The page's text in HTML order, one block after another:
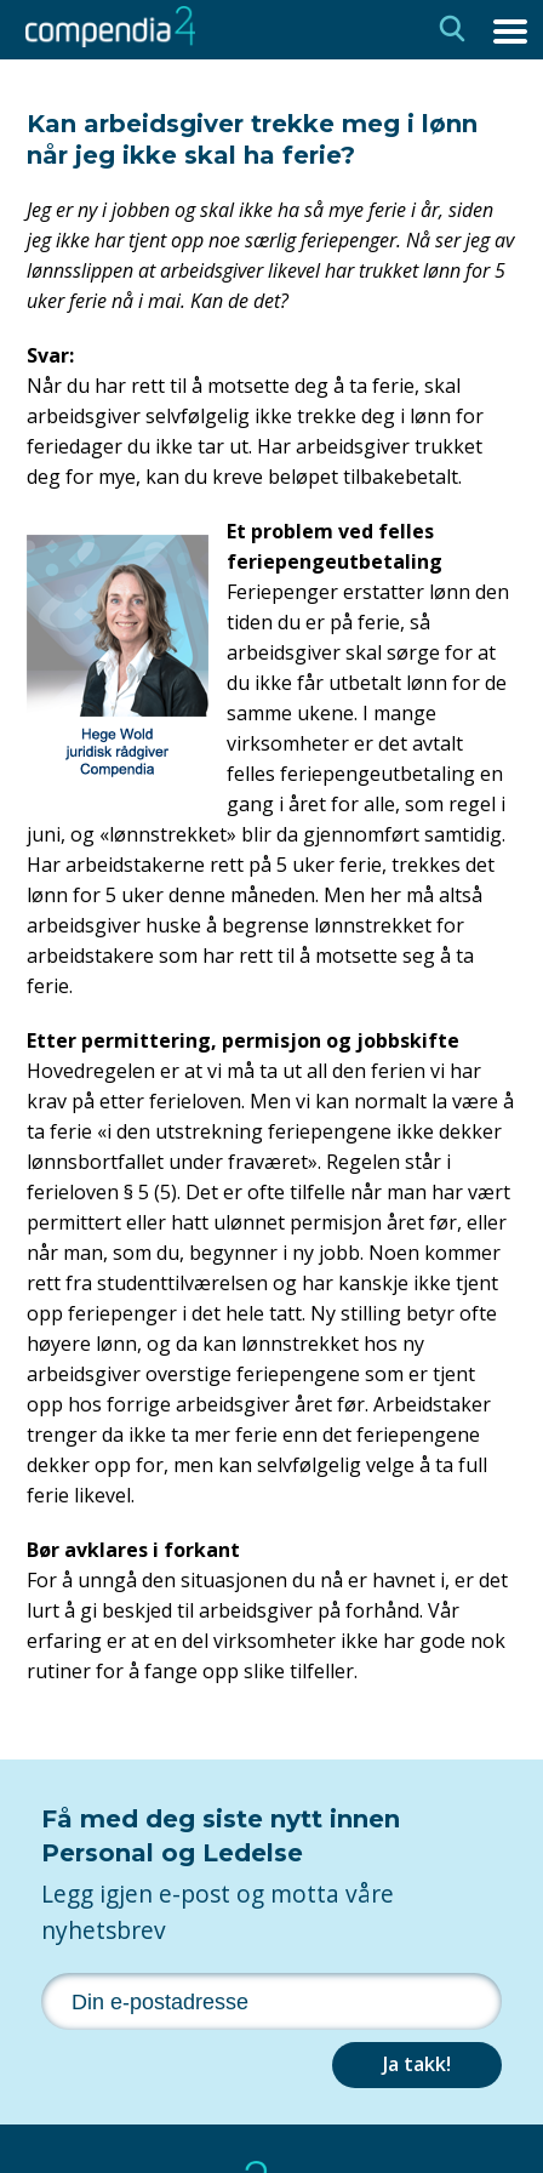
Kan arbeidsgiver trekke meg i lønn
når jeg ikke skal ha ferie?
Jeg er ny i jobben og skal ikke ha så mye ferie i år, siden
jeg ikke har tjent opp noe særlig feriepenger. Nå ser jeg av
lønnsslippen at arbeidsgiver likevel har trukket lønn for 5
uker ferie nå i mai. Kan de det?
Svar:
Når du har rett til å motsette deg å ta ferie, skal
arbeidsgiver selvfølgelig ikke trekke deg i lønn for
feriedager du ikke tar ut. Har arbeidsgiver trukket
deg for mye, kan du kreve beløpet tilbakebetalt.
Et problem ved felles
feriepengeutbetaling
Feriepenger erstatter lønn den
tiden du er på ferie, så
arbeidsgiver skal sørge for at
du ikke får utbetalt lønn for de
samme ukene. I mange
virksomheter er det avtalt
felles feriepengeutbetaling en
gang i året for alle, som regel i
juni, og «lønnstrekket» blir da gjennomført samtidig.
Har arbeidstakerne rett på 5 uker ferie, trekkes det
lønn for 5 uker denne måneden. Men her må altså
arbeidsgiver huske å begrense lønnstrekket for
arbeidstakere som har rett til å motsette seg å ta
ferie.
Etter permittering, permisjon og jobbskifte
Hovedregelen er at vi må ta ut all den ferien vi har
krav på etter ferieloven. Men vi kan normalt la være å
ta ferie «i den utstrekning feriepengene ikke dekker
lønnsbortfallet under fraværet». Regelen står i
ferieloven § 5 (5). Det er ofte tilfelle når man har vært
permittert eller hatt ulønnet permisjon året før, eller
når man, som du, begynner i ny jobb. Noen kommer
rett fra studenttilværelsen og har kanskje ikke tjent
opp feriepenger i det hele tatt. Ny stilling betyr ofte
høyere lønn, og da kan lønnstrekket hos ny
arbeidsgiver overstige feriepengene som er tjent
opp hos forrige arbeidsgiver året før. Arbeidstaker
trenger da ikke ta mer ferie enn det feriepengene
dekker opp for, men kan selvfølgelig velge å ta full
ferie likevel.
Bør avklares i forkant
For å unngå den situasjonen du nå er havnet i, er det
lurt å gi beskjed til arbeidsgiver på forhånd. Vår
erfaring er at en del virksomheter ikke har gode nok
rutiner for å fange opp slike tilfeller.
Få med deg siste nytt innen
Personal og Ledelse
Legg igjen e-post og motta våre
nyhetsbrev
Ja takk!